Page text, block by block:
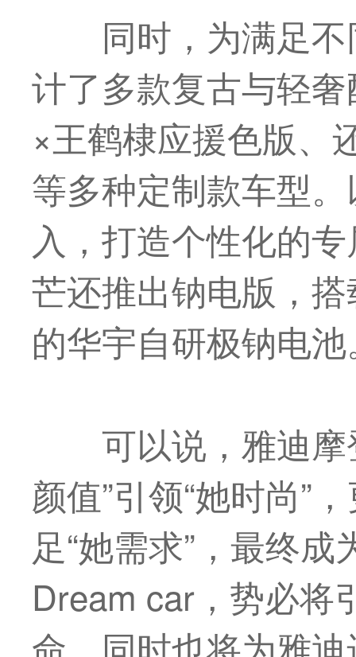
同时，为满足
计了多款复古与轻
×王鹤棣应援色版、
等多种定制款车型
入，打造个性化的
芒还推出钠电版，
的华宇自研极钠电
可以说，雅迪
颜值”引领“她时尚”
足“她需求”， 最终成
Dream car，势必将
命，同时也将为雅